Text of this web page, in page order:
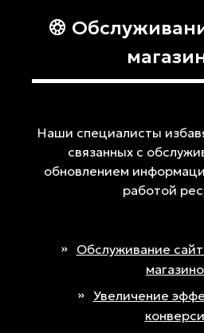
Наши специалисты
связанных с
обновлением
работой
Обслуживание
Увеличение